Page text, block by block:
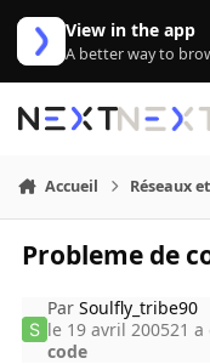
Aller au contenu
View in the app
A better way to
Accueil Réseaux
Probleme de
ParSoulfly_tribe90
le 19 avril 200521 a
code